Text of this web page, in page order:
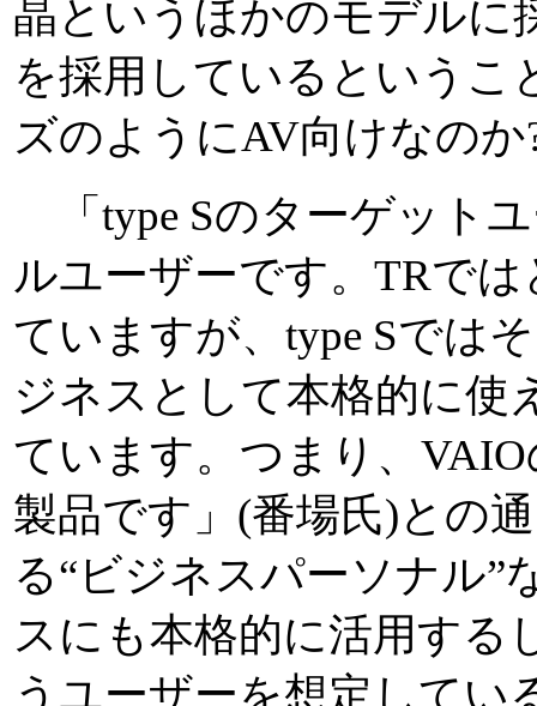
晶というほかのモデルに
を採用しているというこ
ズのようにAV向けなの
「type Sのターゲット
ルユーザーです。TRで
ていますが、type Sでは
ジネスとして本格的に使
ています。つまり、
製品です」(番場氏)との
る“ビジネスパーソナル”
スにも本格的に活用する
うユーザーを想定してい